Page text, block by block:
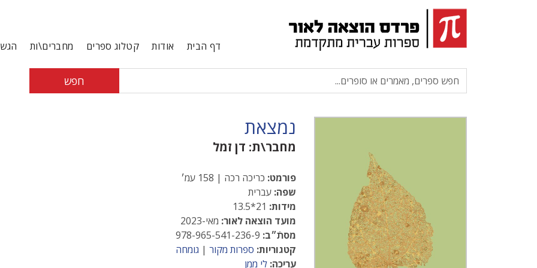
דף הבית אודות קטלוג ספרים מחברים\ות
חפש
נמצאת
מחבר\ת: דן זמל
פורמט: כריכה רכה | 158 עמ׳
שפה: עברית
מידות:
מועד הוצאה לאור: מאי-2023
מסתֿ״ב:
קטגוריות: ספרות מקור | גומחה
עריכה: לי ממן